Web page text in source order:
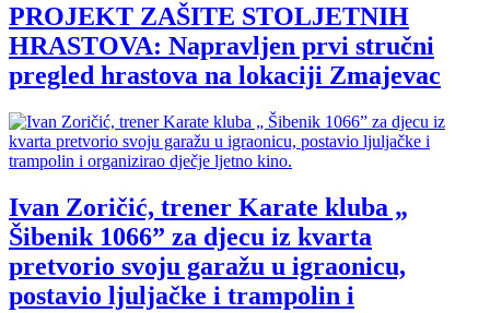
PROJEKT ZAŠITE STOLJETNIH
HRASTOVA: Napravljen prvi stručni
pregled hrastova na lokaciji Zmajevac
Ivan Zoričić, trener Karate kluba „
Šibenik 1066” za djecu iz kvarta
pretvorio svoju garažu u igraonicu,
postavio ljuljačke i trampolin i